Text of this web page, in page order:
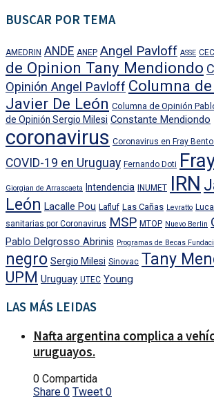
BUSCAR POR TEMA
AMEDRIN ANDE ANEP Angel Pavloff ASSE
de Opinion Tany Mendiondo
Opinión Angel Pavloff Columna
Javier De León Columna de Opinión
de Opinión Sergio Milesi Constante Mendiondo
coronavirus Coronavirus en Fray
COVID-19 en Uruguay Fernando Doti
Giorgian de Arrascaeta Intendencia INUMET IRN
León Lacalle Pou Lafluf Las Cañas Levratto
sanitarias por Coronavirus MSP MTOP Nuevo Berlin
Pablo Delgrosso Abrinis Programas de Becas
negro Sergio Milesi Sinovac Tany
UPM Uruguay UTEC Young
LAS MÁS LEIDAS
Nafta argentina complica a
uruguayos.
0 Compartida
Share 0 Tweet 0